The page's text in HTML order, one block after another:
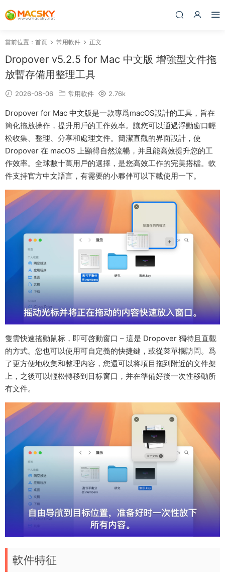
當前位置： 首頁 常用軟件 正文
Dropover v5.2.5 for Mac 中文版 增強型文件拖
放暫存備用整理工具
2026-08-06 常用軟件 2.76k
‌Dropover‌ for Mac 中文版是一款專爲macOS設計的工具，旨在
簡化拖放操作，提升用戶的工作效率。讓您可以通過浮動窗口輕
松收集、整理、分享和處理文件。簡潔直觀的界面設計，使
Dropover 在 macOS 上顯得自然流暢，并且能高效提升您的工
作效率。全球數十萬用戶的選擇，是您高效工作的完美搭檔。軟
件支持官方中文語言，有需要的小夥伴可以下載使用一下。
隻需快速搖動鼠标，即可啓動窗口 – 這是 Dropover 獨特且直觀
的方式。您也可以使用可自定義的快捷鍵，或從菜單欄訪問。爲
了更方便地收集和整理内容，您還可以将項目拖到附近的文件架
上，之後可以輕松轉移到目标窗口，并在準備好後一次性移動所
有文件‌。
軟件特征